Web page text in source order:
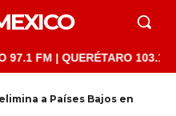
| QUERÉTARO 103.1 FM |
a Países Bajos en